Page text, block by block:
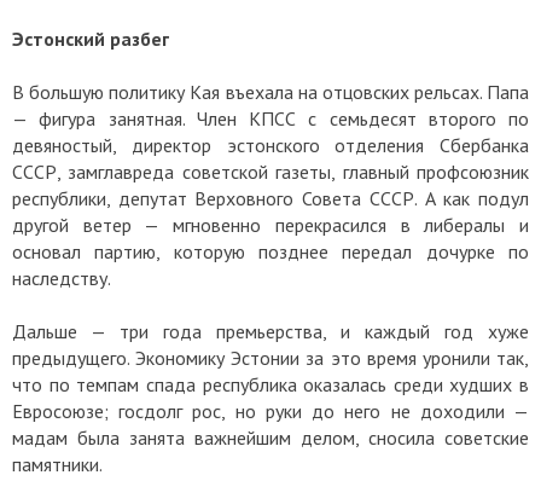
Эстонский разбег
В большую политику Кая въехала на отцовских рельсах. Папа
— фигура занятная. Член КПСС с семьдесят второго по
девяностый, директор эстонского отделения Сбербанка
СССР, замглавреда советской газеты, главный профсоюзник
республики, депутат Верховного Совета СССР. А как подул
другой ветер — мгновенно перекрасился в либералы и
основал партию, которую позднее передал дочурке по
наследству.
Дальше — три года премьерства, и каждый год хуже
предыдущего. Экономику Эстонии за это время уронили так,
что по темпам спада республика оказалась среди худших в
Евросоюзе; госдолг рос, но руки до него не доходили —
мадам была занята важнейшим делом, сносила советские
памятники.